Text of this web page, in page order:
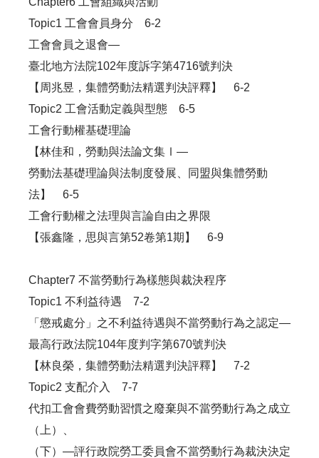
Topic1 工會會員身分 6-2
工會會員之退會—
臺北地方法院102年度訴字第4716號判決
【周兆昱，集體勞動法精選判決評釋】 6-2
Topic2 工會活動定義與型態 6-5
工會行動權基礎理論
【林佳和，勞動與法論文集Ⅰ—
勞動法基礎理論與法制度發展、同盟與集體勞動
法】 6-5
工會行動權之法理與言論自由之界限
【張鑫隆，思與言第52卷第1期】 6-9
Chapter7 不當勞動行為樣態與裁決程序
Topic1 不利益待遇 7-2
「懲戒處分」之不利益待遇與不當勞動行為之認定—
最高行政法院104年度判字第670號判決
【林良榮，集體勞動法精選判決評釋】 7-2
Topic2 支配介入 7-7
代扣工會會費勞動習慣之廢棄與不當勞動行為之成立
（上）、
（下）—評行政院勞工委員會不當勞動行為裁決決定